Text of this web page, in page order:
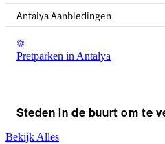
Antalya Aanbiedingen
Pretparken in Antalya
Steden in de buurt om te
Bekijk Alles